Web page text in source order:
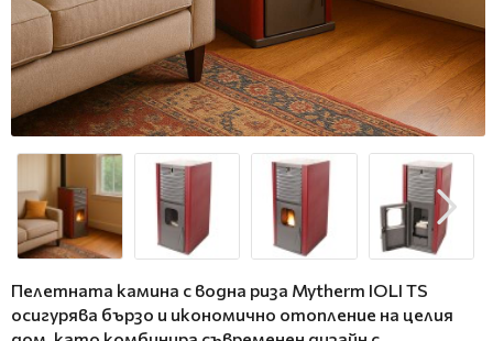
Пелетната камина с водна риза Mytherm IOLI TS
осигурява бързо и икономично отопление на целия